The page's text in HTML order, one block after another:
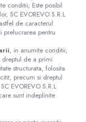
conditii; Este posibil
SC​ ​EVOREVO​ ​S.R.L
de caracterul
prelucrarea pentru
, in anumite conditii;
dreptul de a primi
structurata, folosita
precum si dreptul
​EVOREVO​ ​S.R.L
sunt indeplinite